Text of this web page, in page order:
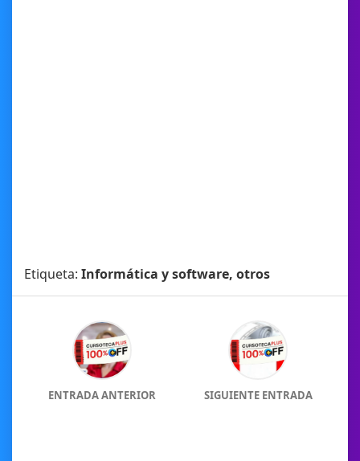
Etiqueta: Informática y software, otros
ENTRADA ANTERIOR SIGUIENTE ENTRADA